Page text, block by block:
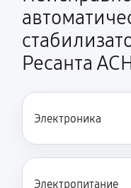
Ресанта
Электроника
Электропитание